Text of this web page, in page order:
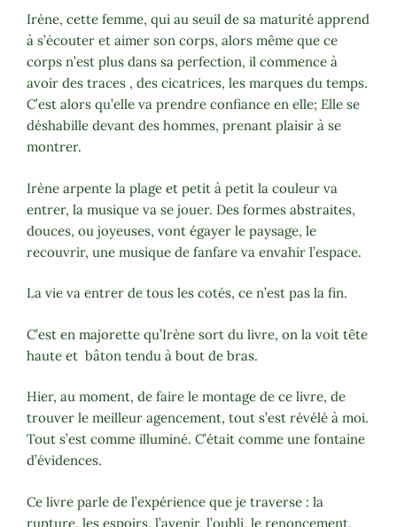
Irène, cette femme, qui au seuil de sa maturité apprend
à s’écouter et aimer son corps, alors même que ce
corps n’est plus dans sa perfection, il commence à
avoir des traces , des cicatrices, les marques du temps.
C’est alors qu’elle va prendre confiance en elle; Elle se
déshabille devant des hommes, prenant plaisir à se
montrer.
Irène arpente la plage et petit à petit la couleur va
entrer, la musique va se jouer. Des formes abstraites,
douces, ou joyeuses, vont égayer le paysage, le
recouvrir, une musique de fanfare va envahir l’espace.
La vie va entrer de tous les cotés, ce n’est pas la fin.
C’est en majorette qu’Irène sort du livre, on la voit tête
haute et bâton tendu à bout de bras.
Hier, au moment, de faire le montage de ce livre, de
trouver le meilleur agencement, tout s’est révélé à moi.
Tout s’est comme illuminé. C’était comme une fontaine
d’évidences.
Ce livre parle de l’expérience que je traverse : la
rupture, les espoirs, l’avenir, l’oubli, le renoncement,